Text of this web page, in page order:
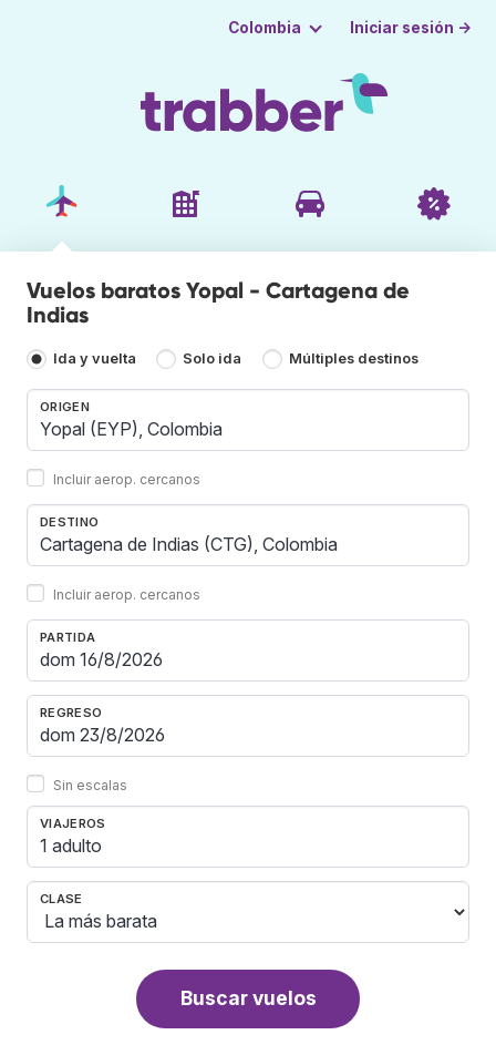
Colombia Iniciar sesión →
Vuelos baratos Yopal - Cartagena de
Indias
Ida y vuelta Solo ida Múltiples destinos
ORIGEN
Incluir aerop. cercanos
DESTINO
Incluir aerop. cercanos
PARTIDA
REGRESO
Sin escalas
VIAJEROS
1 adulto
CLASE
Buscar vuelos